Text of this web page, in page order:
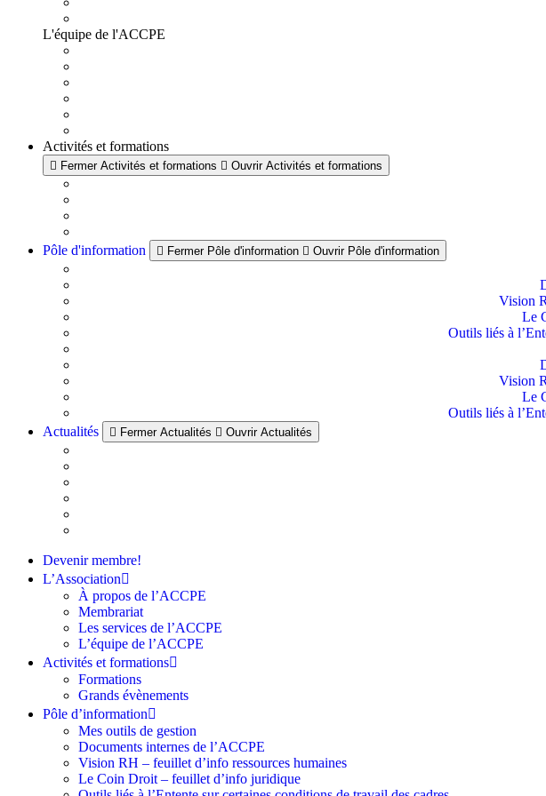
L'équipe de l'ACCPE
Activités et formations
Fermer Activités et formations Ouvrir Activités et formations
Pôle d'information
Fermer Pôle d'information Ouvrir Pôle d'information
Vision
Le
Outils liés à
Vision
Le
Outils liés à
Actualités
Fermer Actualités Ouvrir Actualités
Devenir membre!
L’Association
À propos de l’ACCPE
Membrariat
Les services de l’ACCPE
L’équipe de l’ACCPE
Activités et formations
Formations
Grands évènements
Pôle d’information
Mes outils de gestion
Documents internes de l’ACCPE
Vision RH – feuillet d’info ressources humaines
Le Coin Droit – feuillet d’info juridique